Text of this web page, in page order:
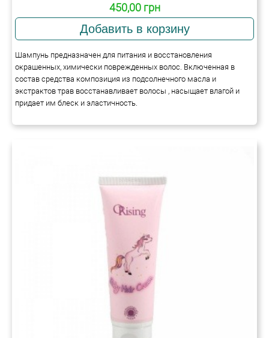
450,00 грн
Шампунь предназначен для питания и восстановления
окрашенных, химически поврежденных волос. Включенная в
состав средства композиция из подсолнечного масла и
экстрактов трав восстанавливает волосы , насыщает влагой и
придает им блеск и эластичность.